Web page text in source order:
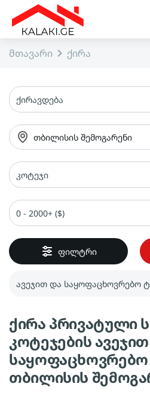
მთავარი ქირა
ქირავდება
თბილისის შემოგარენი
კოტეჯი
0 - 2000+ ($)
ფილტრი
ავეჯით და საყოფაცხოვრებო
ქირა პრივატული
კოტეჯების
საყოფაცხოვრებო
თბილისის